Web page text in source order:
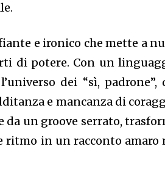
e ironico che mette a
di potere. Con un
dei “sì, padrone”,
e mancanza di
un groove serrato,
ritmo in un racconto amaro